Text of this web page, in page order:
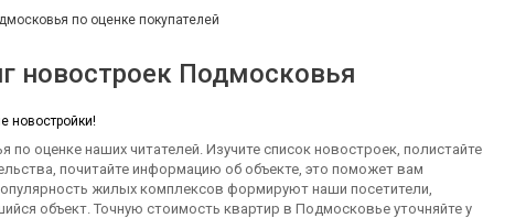
по оценке покупателей
новостроек Подмосковья
новостройки!
по оценке наших читателей. Изучите список новостроек, полистайте
почитайте информацию об объекте, это поможет вам
жилых комплексов формируют наши посетители,
объект. Точную стоимость квартир в Подмосковье уточняйте у